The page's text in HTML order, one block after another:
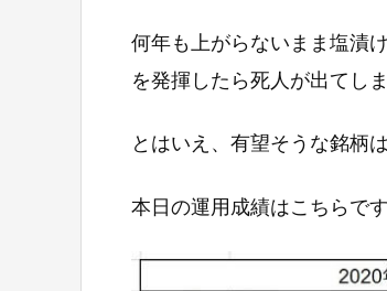
何年も上がらないまま塩漬
を発揮したら死人が出てし
とはいえ、有望そうな銘柄
本日の運用成績はこちらです